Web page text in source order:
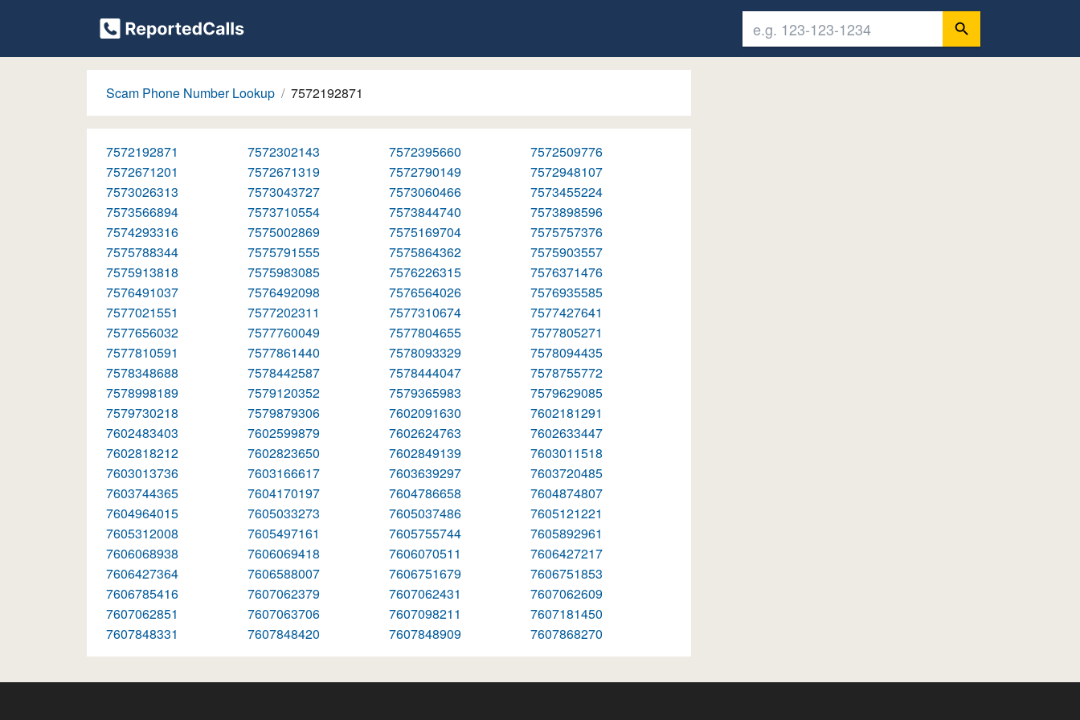
Scam Phone Number Lookup 7572192871
7572192871 7572302143 7572395660
7572509776
7572671201
7572671319 7572790149
7572948107
7573026313
7573043727 7573060466
7573455224
7573566894
7573710554 7573844740
7573898596
7574293316
7575002869 7575169704
7575757376
7575788344
7575791555 7575864362
7575903557
7575913818
7575983085 7576226315
7576371476
7576491037
7576492098 7576564026
7576935585
7577021551
7577202311 7577310674
7577427641
7577656032
7577760049 7577804655
7577805271
7577810591
7577861440 7578093329
7578094435
7578348688
7578442587 7578444047
7578755772
7578998189
7579120352 7579365983
7579629085
7579730218
7579879306 7602091630
7602181291
7602483403
7602599879 7602624763
7602633447
7602818212
7602823650 7602849139
7603011518
7603013736
7603166617 7603639297
7603720485
7603744365
7604170197 7604786658
7604874807
7604964015
7605033273 7605037486
7605121221
7605312008
7605497161 7605755744
7605892961
7606068938
7606069418 7606070511
7606427217
7606427364
7606588007 7606751679
7606751853
7606785416
7607062379 7607062431
7607062609
7607062851
7607063706 7607098211
7607181450
7607848331
7607848420 7607848909 7607868270